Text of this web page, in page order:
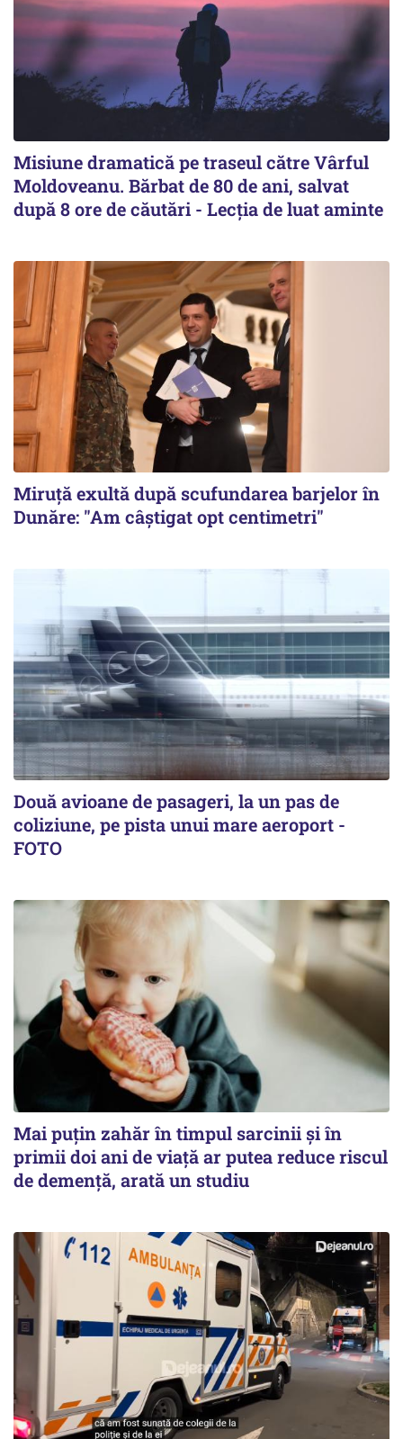
Misiune dramatică pe traseul către Vârful
Moldoveanu. Bărbat de 80 de ani, salvat
după 8 ore de căutări - Lecția de luat aminte
Miruță exultă după scufundarea barjelor în
Dunăre: "Am câștigat opt centimetri"
Două avioane de pasageri, la un pas de
coliziune, pe pista unui mare aeroport -
FOTO
Mai puțin zahăr în timpul sarcinii și în
primii doi ani de viață ar putea reduce riscul
de demență, arată un studiu